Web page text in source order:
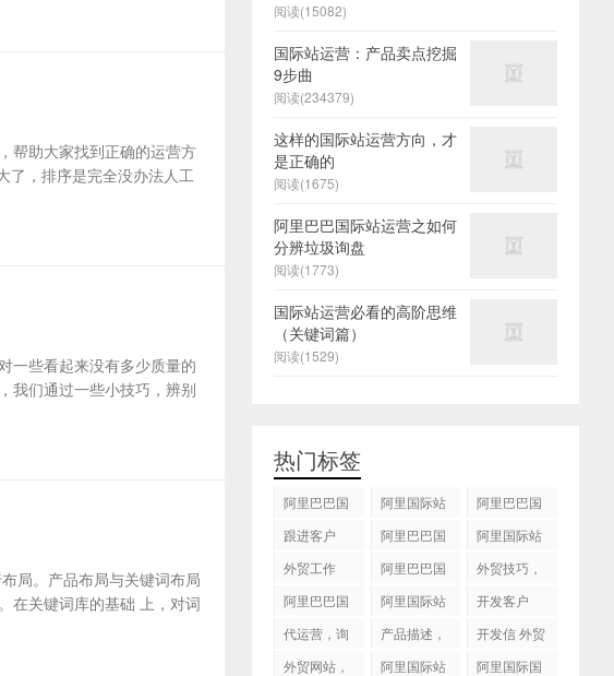
帮助大家找到正确的运营方
了，排序是完全没办法人工
一些看起来没有多少质量的
我们通过一些小技巧，辨别
局。产品布局与关键词布局
在关键词库的基础 上，对词
阅读(15082)
国际站运营：产品卖点挖掘
9步曲
阅读(234379)
这样的国际站运营方向，才
是正确的
阅读(1675)
阿里巴巴国际站运营之如何
分辨垃圾询盘
阅读(1773)
国际站运营必看的高阶思维
（关键词篇）
阅读(1529)
热门标签
阿里巴巴国
阿里国际站
国际站托管
服务，阿里
服务
阿里巴巴国
跟进客户
阿里巴巴国
阿里国际站
外贸工作
阿里巴巴国
作
外贸技巧，
阿里巴巴国
化
阿里国际站
开发客户
代运营，询
产品描述，
开发信 外贸
外贸网站，
阿里国际站
阿里国际国